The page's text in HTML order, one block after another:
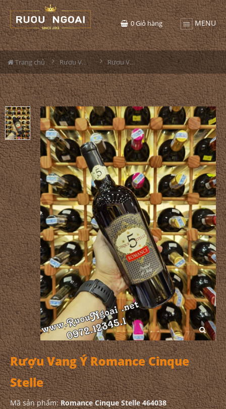
MENU
0Giỏ hàng
Trang chủ Rượu Vang Rượu Vang Ý Romance Cinque Stelle
Rượu Vang Ý Romance Cinque
Stelle
Mã sản phẩm:Romance Cinque Stelle 464038